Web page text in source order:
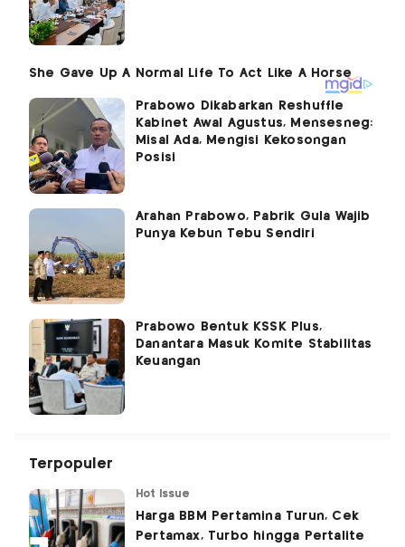
Prabowo Dikabarkan Reshuffle
Kabinet Awal Agustus, Mensesneg:
Misal Ada, Mengisi Kekosongan
Posisi
Arahan Prabowo, Pabrik Gula Wajib
Punya Kebun Tebu Sendiri
Prabowo Bentuk KSSK Plus,
Danantara Masuk Komite Stabilitas
Keuangan
Terpopuler
Hot Issue
Harga BBM Pertamina Turun, Cek
Pertamax, Turbo hingga Pertalite